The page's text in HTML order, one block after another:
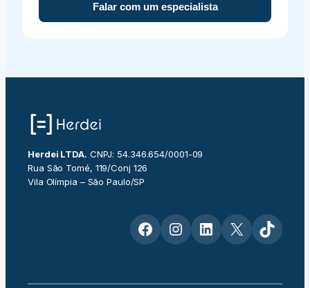
Falar com um especialista
Herdei LTDA. CNPJ: 54.346.654/0001-09
Rua São Tomé, 119/Conj 126
Vila Olímpia – São Paulo/SP
Facebook Instagram LinkedIn X TikTok